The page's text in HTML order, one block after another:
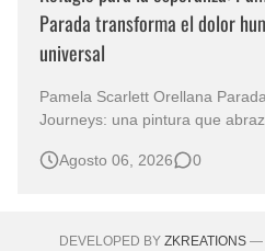
Parada transforma el dolor
universal
Pamela Scarlett Orellana
Journeys: una pintura que
obras no necesitan levantar la
Agosto 06, 2026 0
DEVELOPED BY ZKREATIONS—